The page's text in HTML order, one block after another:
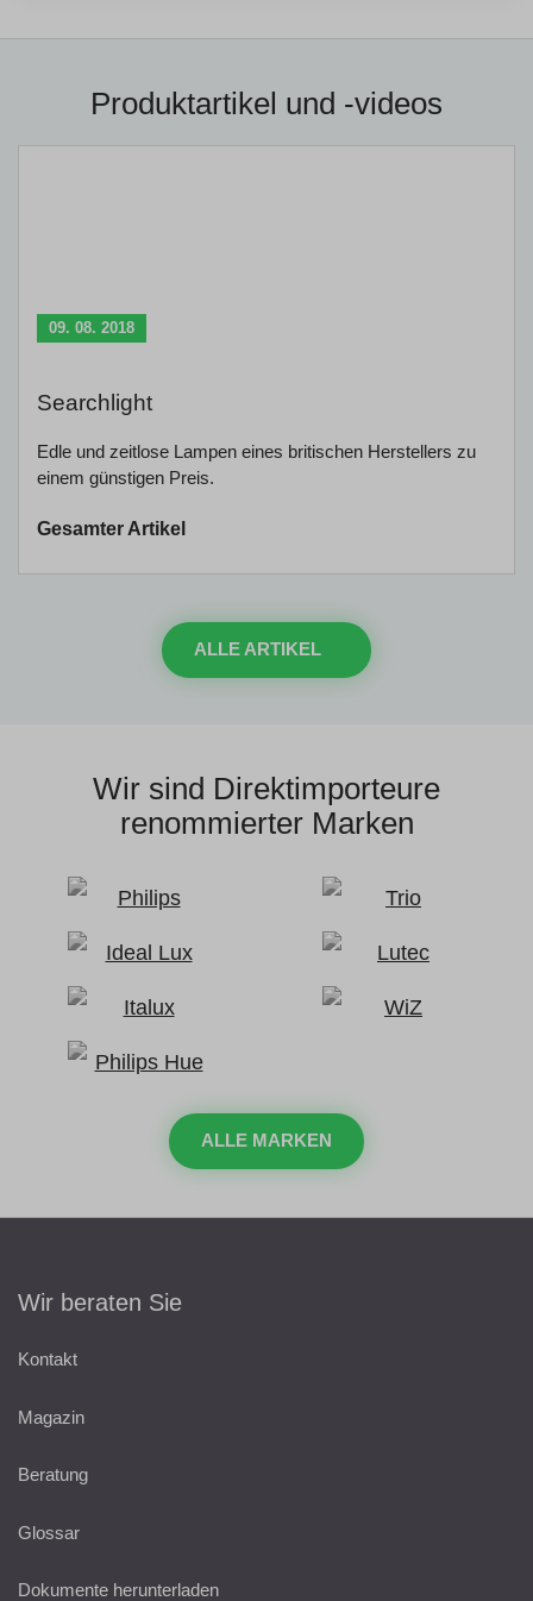
Produktartikel und -videos
09. 08. 2018
Searchlight
Edle und zeitlose Lampen eines britischen Herstellers zu
einem günstigen Preis.
Gesamter Artikel
ALLE ARTIKEL
Wir sind Direktimporteure
renommierter Marken
ALLE MARKEN
Wir beraten Sie
Kontakt
Magazin
Beratung
Glossar
Dokumente herunterladen